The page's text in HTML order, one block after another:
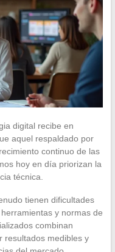
digital recibe en
aquel respaldado por
continuo de las
hoy en día priorizan la
técnica.
tienen dificultades
y normas de
combinan
resultados medibles y